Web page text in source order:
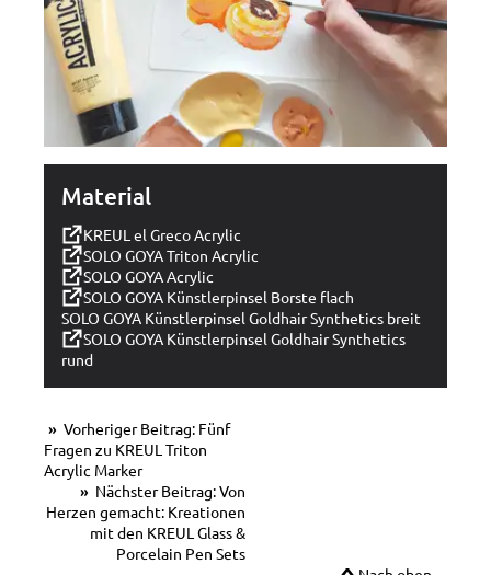
Material
KREUL el Greco Acrylic
SOLO GOYA Triton Acrylic
SOLO GOYA Acrylic
SOLO GOYA Künstlerpinsel Borste flach
SOLO GOYA Künstlerpinsel Goldhair Synthetics breit
SOLO GOYA Künstlerpinsel Goldhair Synthetics
rund
Vorheriger Beitrag: Fünf
Fragen zu KREUL Triton
Acrylic Marker
Nächster Beitrag: Von
Herzen gemacht: Kreationen
mit den KREUL Glass &
Porcelain Pen Sets